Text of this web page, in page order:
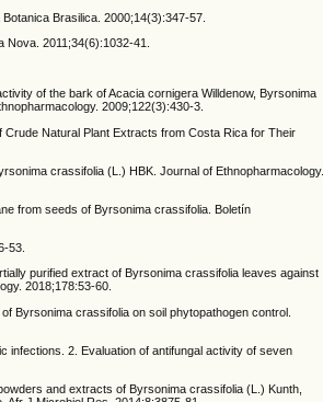
Brasilica. 2000;14(3):347-57.
2011;34(6):1032-41.
of the bark of Acacia cornigera Willdenow, Byrsonima
2009;122(3):430-3.
Natural Plant Extracts from Costa Rica for Their
crassifolia (L.) HBK. Journal of Ethnopharmacology.
from seeds of Byrsonima crassifolia. Boletín
53.
purified extract of Byrsonima crassifolia leaves against
2018;178:53-60.
Byrsonima crassifolia on soil phytopathogen control.
infections. 2. Evaluation of antifungal activity of seven
and extracts of Byrsonima crassifolia (L.) Kunth,